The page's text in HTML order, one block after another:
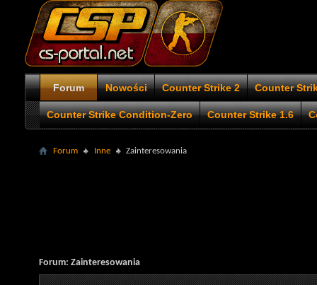
Forum Nowości Counter Strike 2 Counter
Counter Strike Condition-Zero Counter Strike 1.6
Forum Inne Zainteresowania
Forum: Zainteresowania